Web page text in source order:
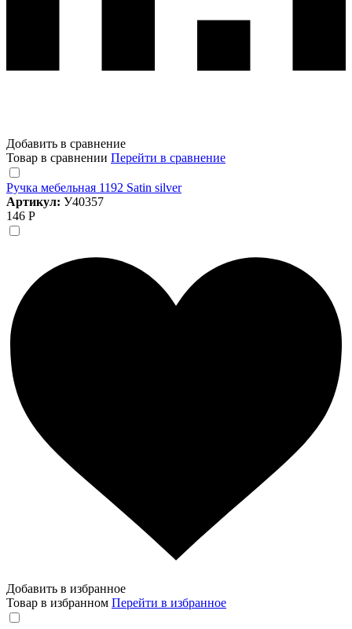
Добавить в сравнение
Товар в сравнении Перейти в сравнение
Ручка мебельная 1192 Satin silver
Артикул: У40357
146 Р
Добавить в избранное
Товар в избранном Перейти в избранное